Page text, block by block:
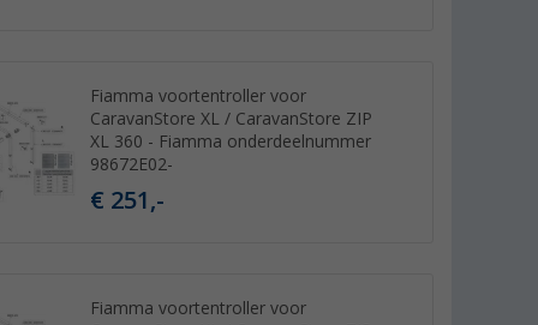
Fiamma voortentroller voor
CaravanStore XL / CaravanStore ZIP
XL 360 - Fiamma onderdeelnummer
98672E02-
€ 251,-
Fiamma voortentroller voor